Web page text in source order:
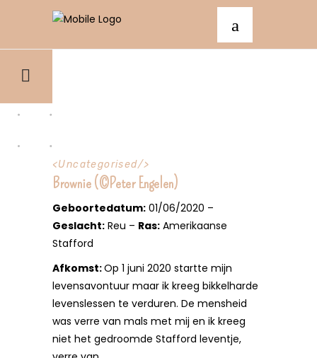
<Uncategorised/>
Brownie (©Peter Engelen)
Geboortedatum: 01/06/2020 –
Geslacht: Reu – Ras: Amerikaanse
Stafford
Afkomst:Op 1 juni 2020 startte mijn
levensavontuur maar ik kreeg bikkelharde
levenslessen te verduren. De mensheid
was verre van mals met mij en ik kreeg
niet het gedroomde Stafford leventje,